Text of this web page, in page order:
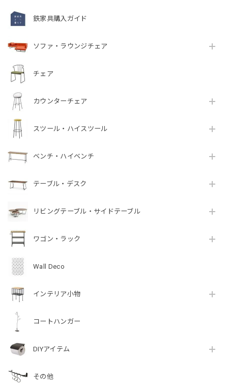
鉄家具購入ガイド
ソファ・ラウンジチェア
チェア
カウンターチェア
スツール・ハイスツール
ベンチ・ハイベンチ
テーブル・デスク
リビングテーブル・サイドテーブル
ワゴン・ラック
Wall Deco
インテリア小物
コートハンガー
DIYアイテム
その他